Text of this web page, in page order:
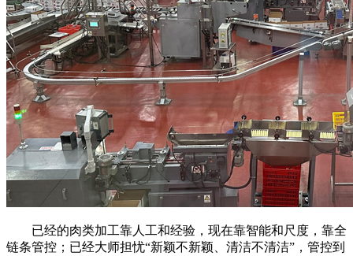
已经的肉类加工靠人工和经验，现在靠智能和尺度，靠全
链条管控；已经大师担忧“新颖不新颖、清洁不清洁”，管控到